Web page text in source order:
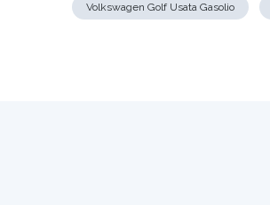
Volkswagen Golf Usata Gasolio